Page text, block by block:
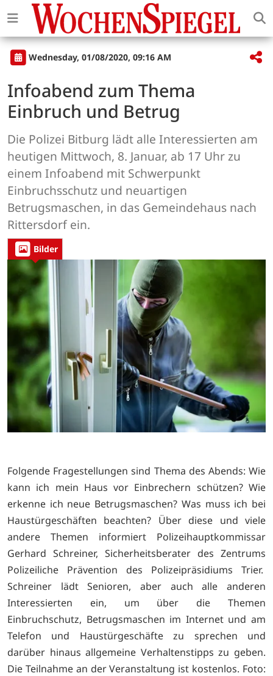
Wednesday, 01/08/2020, 09:16 AM
Infoabend zum Thema
Einbruch und Betrug
Die Polizei Bitburg lädt alle Interessierten am
heutigen Mittwoch, 8. Januar, ab 17 Uhr zu
einem Infoabend mit Schwerpunkt
Einbruchsschutz und neuartigen
Betrugsmaschen, in das Gemeindehaus nach
Rittersdorf ein.
Bilder
Folgende Fragestellungen sind Thema des Abends: Wie
kann ich mein Haus vor Einbrechern schützen? Wie
erkenne ich neue Betrugsmaschen? Was muss ich bei
Haustürgeschäften beachten? Über diese und viele
andere Themen informiert Polizeihauptkommissar
Gerhard Schreiner, Sicherheitsberater des Zentrums
Polizeiliche Prävention des Polizeipräsidiums Trier.
Schreiner lädt Senioren, aber auch alle anderen
Interessierten ein, um über die Themen
Einbruchschutz, Betrugsmaschen im Internet und am
Telefon und Haustürgeschäfte zu sprechen und
darüber hinaus allgemeine Verhaltenstipps zu geben.
Die Teilnahme an der Veranstaltung ist kostenlos. Foto: